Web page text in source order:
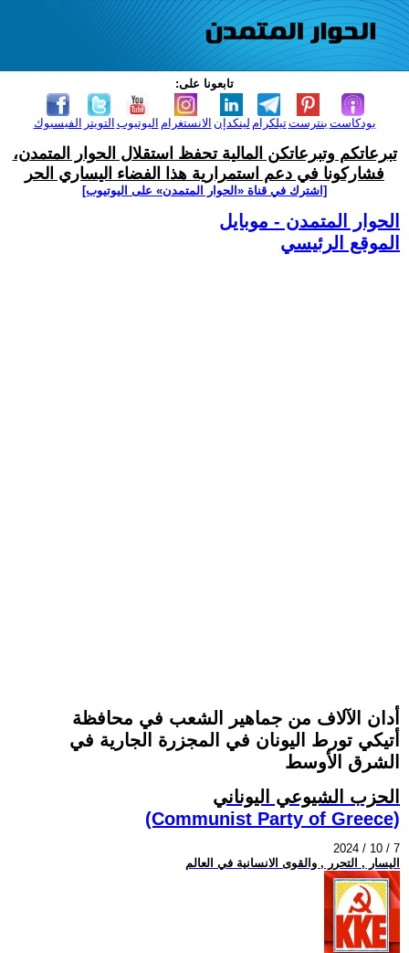
تابعونا على:
الفيسبوك التويتر اليوتيوب الانستغرام لينكدإن تيلكرامبنترست بودكاست
تبرعاتكم وتبرعاتكن المالية تحفظ استقلال الحوار المتمدن،
فشاركونا في دعم استمرارية هذا الفضاء اليساري الحر
[اشترك في قناة ‫«الحوار المتمدن» على اليوتيوب]
الحوار المتمدن - موبايل
الموقع الرئيسي
أدان الآلاف من جماهير الشعب في محافظة
أتيكي تورط اليونان في المجزرة الجارية في
الشرق الأوسط
الحزب الشيوعي اليوناني
(Communist Party of Greece)
2024 / 10 / 7
اليسار , التحرر , والقوى الانسانية في العالم